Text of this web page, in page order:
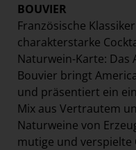
BOUVIER
Französische
charakterstarke
Naturwein-Karte: Das
Bouvier bringt
und präsentiert ein
Mix aus Vertrautem
Naturweine von
mutige und verspielte